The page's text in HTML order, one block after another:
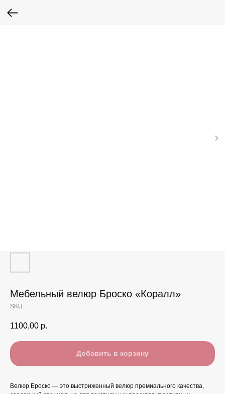
Мебельный велюр Броско «Коралл»
SKU:
1100,00 р.
Добавить в корзину
Велюр Броско — это выстриженный велюр премиального качества,